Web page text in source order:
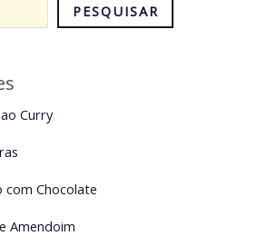
PESQUISAR
Curry
Chocolate
Amendoim